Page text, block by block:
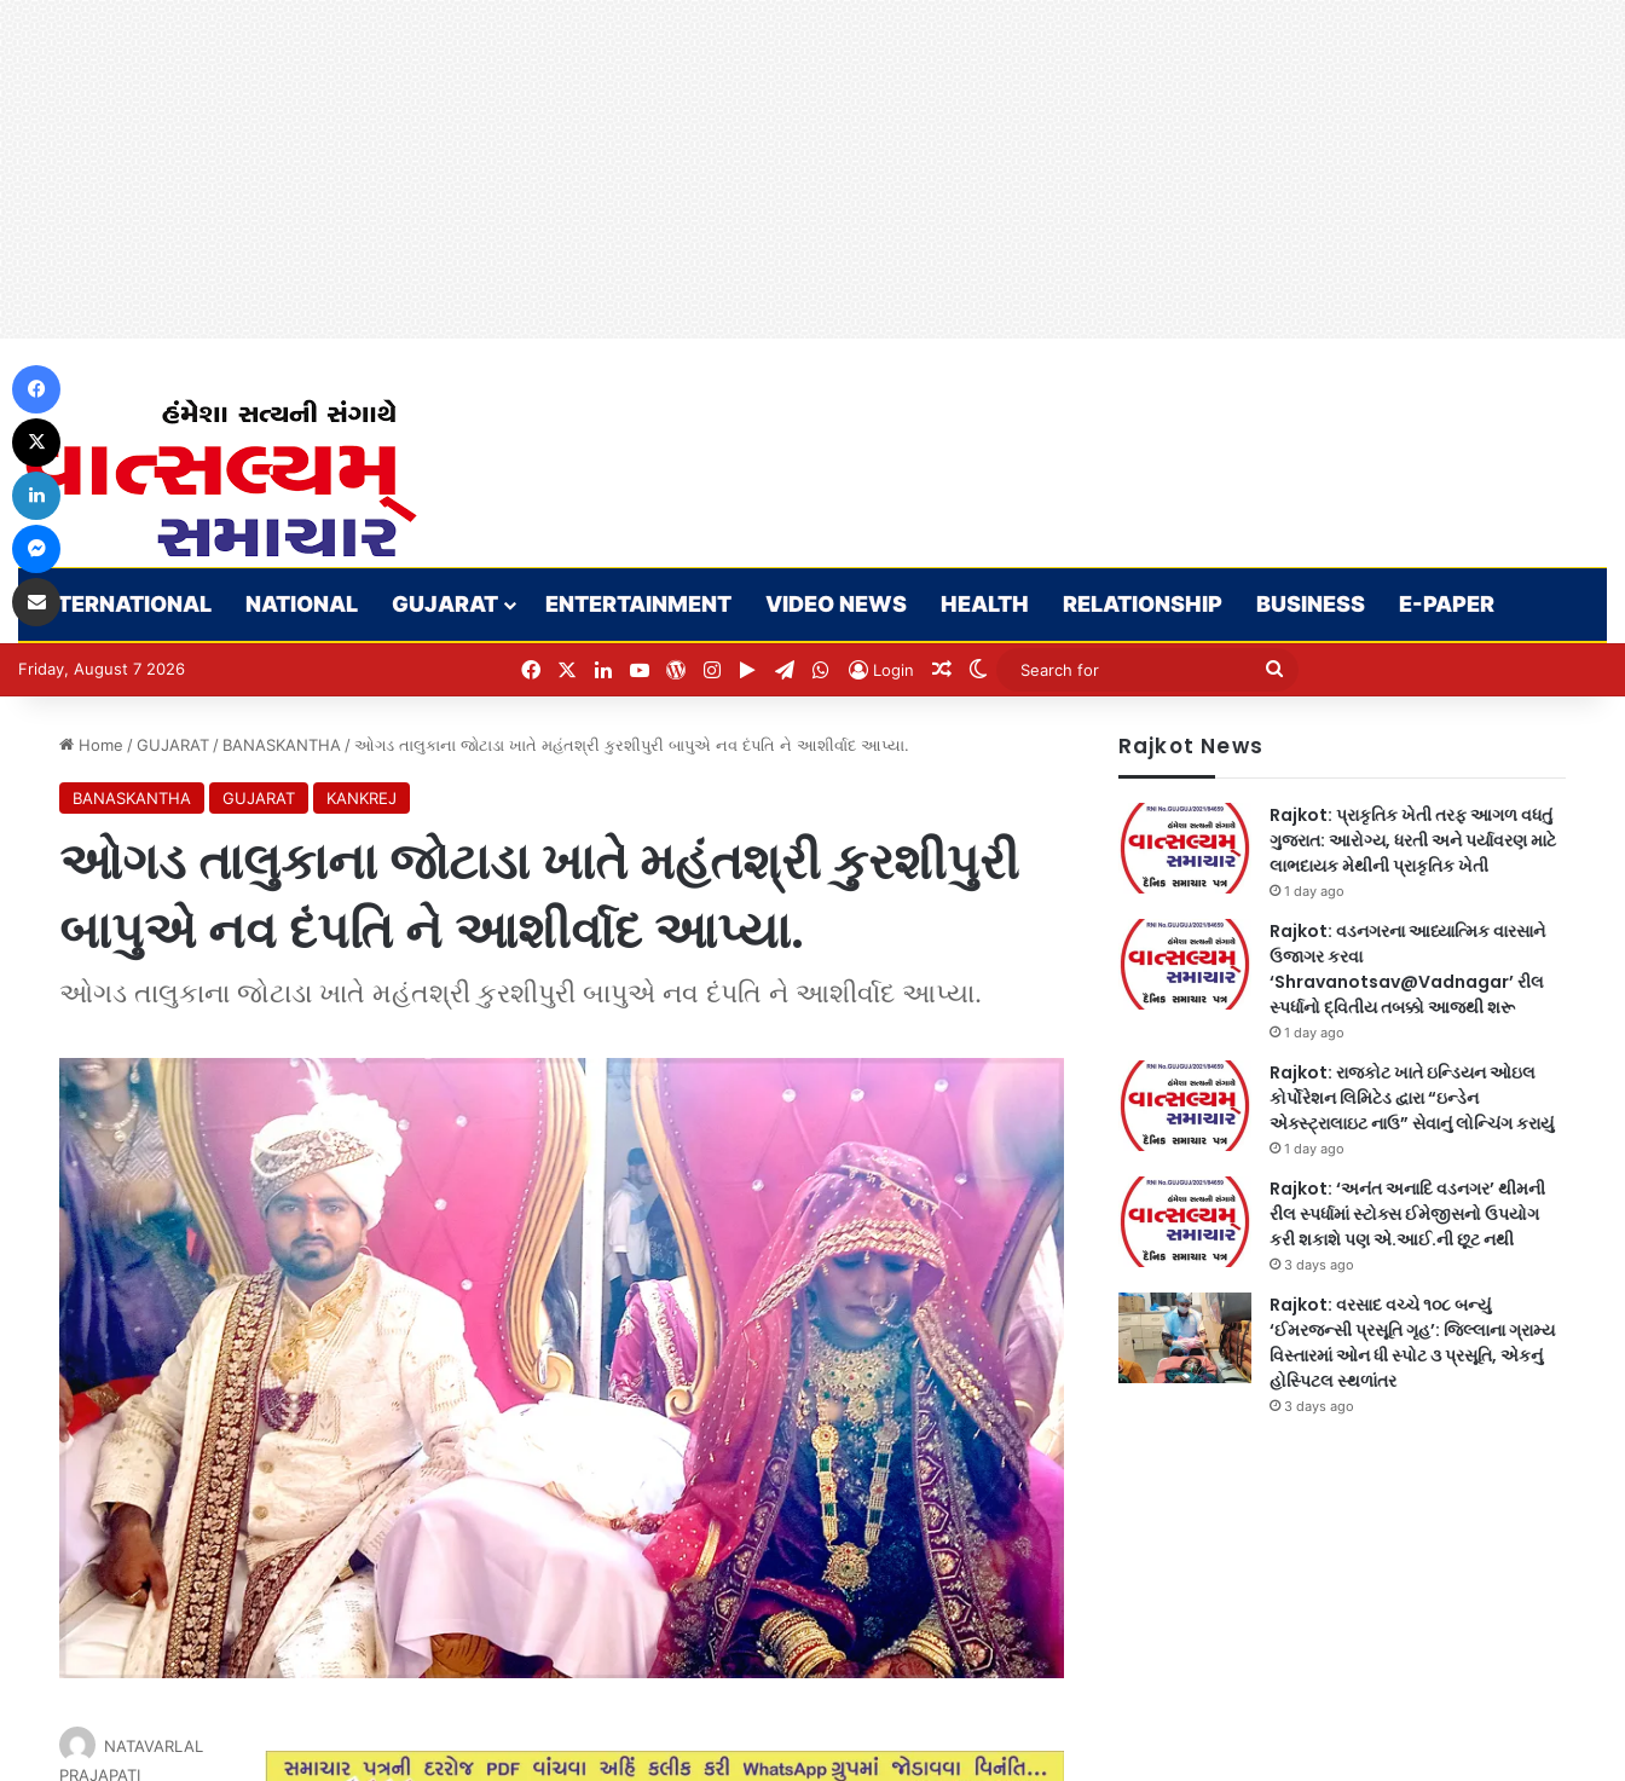
INTERNATIONAL NATIONAL GUJARAT ENTERTAINMENT VIDEO NEWS HEALTH RELATIONSHIP BUSINESS E-PAPER
Friday, August 7 2026 FacebookLinkedInYouTubeWordPress
Instagram
Google Play
Telegram
WhatsApp
Login Random Article
Switch skin
Search
Home / GUJARAT / BANASKANTHA / ઓગડ તાલુકાના જોટાડા ખાતે મહંતશ્રી કુરશીપુરી બાપુએ નવ દંપતિ ને આશીર્વાદ આપ્યા.
BANASKANTHA GUJARAT KANKREJ
ઓગડ તાલુકાના જોટાડા ખાતે મહંતશ્રી કુરશીપુરી
બાપુએ નવ દંપતિ ને આશીર્વાદ આપ્યા.
ઓગડ તાલુકાના જોટાડા ખાતે મહંતશ્રી કુરશીપુરી બાપુએ નવ દંપતિ ને આશીર્વાદ આપ્યા.
NATAVARLAL
PRAJAPATI
Rajkot News
Rajkot: પ્રાકૃતિક ખેતી તરફ આગળ વધતું
ગુજરાત: આરોગ્ય, ધરતી અને પર્યાવરણ માટે
લાભદાયક મેથીની પ્રાકૃતિક ખેતી
1 day ago
Rajkot: વડનગરના આધ્યાત્મિક વારસાને
ઉજાગર કરવા
‘Shravanotsav@Vadnagar’ રીલ
સ્પર્ધાનો દ્વિતીય તબક્કો આજથી શરૂ
1 day ago
Rajkot: રાજકોટ ખાતે ઇન્ડિયન ઓઇલ
કોર્પોરેશન લિમિટેડ દ્વારા “ઇન્ડેન
એક્સ્ટ્રાલાઇટ નાઉ” સેવાનું લોન્ચિંગ કરાયું
1 day ago
Rajkot: ‘અનંત અનાદિ વડનગર’ થીમની
રીલ સ્પર્ધામાં સ્ટોક્સ ઈમેજીસનો ઉપયોગ
કરી શકાશે પણ એ.આઈ.ની છૂટ નથી
3 days ago
Rajkot: વરસાદ વચ્ચે ૧૦૮ બન્યું
‘ઈમરજન્સી પ્રસૂતિ ગૃહ’: જિલ્લાના ગ્રામ્ય
વિસ્તારમાં ઓન ધી સ્પોટ ૩ પ્રસૂતિ, એકનું
હોસ્પિટલ સ્થળાંતર
3 days ago
LinkedIn